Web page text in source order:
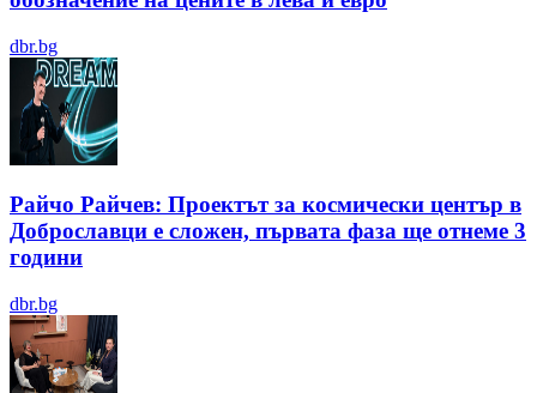
dbr.bg
Райчо Райчев: Проектът за космически център в
Доброславци е сложен, първата фаза ще отнеме 3
години
dbr.bg